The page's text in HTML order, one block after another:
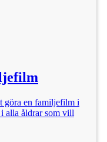
göra en familjefilm i
alla åldrar som vill